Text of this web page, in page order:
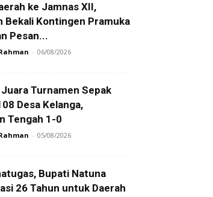
ke Jamnas XII,
Bekali Kontingen Pramuka
Pesan...
- 06/08/2026
Turnamen Sepak
Desa Kelanga,
Tengah 1-0
- 05/08/2026
Bupati Natuna
26 Tahun untuk Daerah